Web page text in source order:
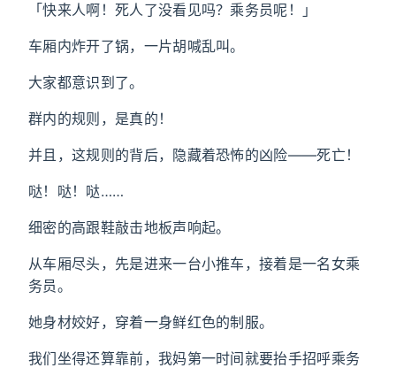
「快来人啊！死人了没看见吗？乘务员呢！」
车厢内炸开了锅，一片胡喊乱叫。
大家都意识到了。
群内的规则，是真的！
并且，这规则的背后，隐藏着恐怖的凶险——死亡！
哒！哒！哒……
细密的高跟鞋敲击地板声响起。
从车厢尽头，先是进来一台小推车，接着是一名女乘
务员。
她身材姣好，穿着一身鲜红色的制服。
我们坐得还算靠前，我妈第一时间就要抬手招呼乘务